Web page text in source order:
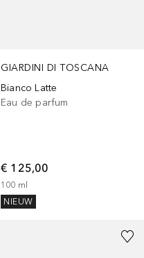
GIARDINI DI TOSCANA
Bianco Latte
Eau de parfum
€ 125,00
100 ml
NIEUW